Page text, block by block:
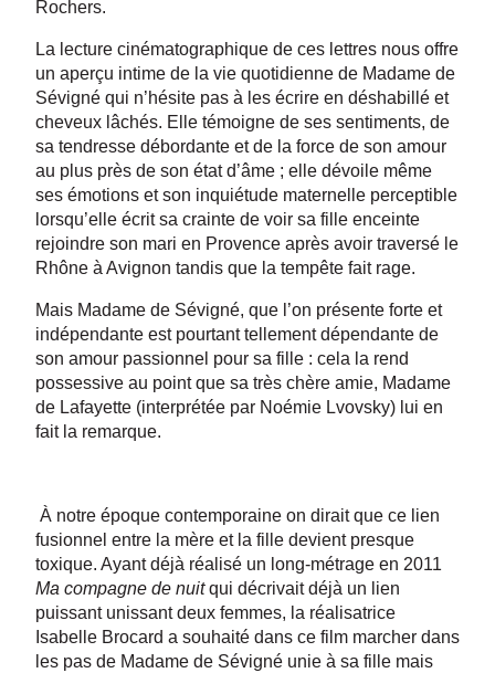
Rochers.
La lecture cinématographique de ces lettres nous offre
un aperçu intime de la vie quotidienne de Madame de
Sévigné qui n’hésite pas à les écrire en déshabillé et
cheveux lâchés. Elle témoigne de ses sentiments, de
sa tendresse débordante et de la force de son amour
au plus près de son état d’âme ; elle dévoile même
ses émotions et son inquiétude maternelle perceptible
lorsqu’elle écrit sa crainte de voir sa fille enceinte
rejoindre son mari en Provence après avoir traversé le
Rhône à Avignon tandis que la tempête fait rage.
Mais Madame de Sévigné, que l’on présente forte et
indépendante est pourtant tellement dépendante de
son amour passionnel pour sa fille : cela la rend
possessive au point que sa très chère amie, Madame
de Lafayette (interprétée par Noémie Lvovsky) lui en
fait la remarque.
À notre époque contemporaine on dirait que ce lien
fusionnel entre la mère et la fille devient presque
toxique. Ayant déjà réalisé un long-métrage en 2011
Ma compagne de nuitqui décrivait déjà un lien
puissant unissant deux femmes, la réalisatrice
Isabelle Brocard a souhaité dans ce film marcher dans
les pas de Madame de Sévigné unie à sa fille mais